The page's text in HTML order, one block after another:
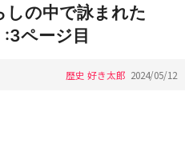
の中で詠まれた
ページ目
歴史 好き太郎 2024/05/12